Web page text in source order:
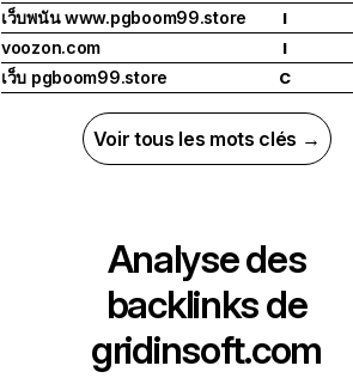
เว็บพนัน www.pgboom99.store I
voozon.com I
เว็บ pgboom99.store C
Voir tous les mots clés →
Analyse des
backlinks de
gridinsoft.com